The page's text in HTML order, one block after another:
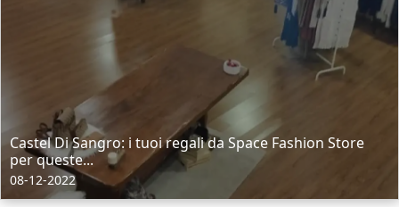
Castel Di Sangro: i tuoi regali da Space Fashion Store
per queste...
08-12-2022